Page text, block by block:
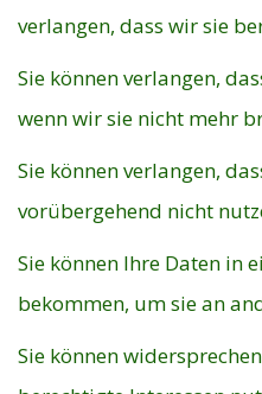
verlangen, dass wir sie
Sie können verlangen,
wenn wir sie nicht mehr
Sie können verlangen,
vorübergehend nicht
Sie können Ihre Daten in
bekommen, um sie an
Sie können